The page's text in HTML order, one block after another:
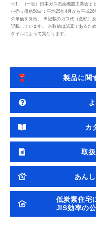
※1：（一社）日本ガス石油機器工業会ま
小売り価格50㎥：平均25年4月から平成
の単価を算出。 ※記載のガス代（金額）
記載しています。 ※数値は試算であるた
タイルによって異なります。
製品に関
カ
取
あん
低炭素住宅
JIS効率の